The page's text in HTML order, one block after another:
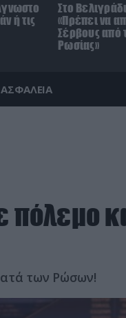
ή τις
Στο
«Πρέπει να
Σέρβους από
Ρωσίας»
ΑΣΦΑΛΕΙΑ
πόλεμο
των Ρώσων!